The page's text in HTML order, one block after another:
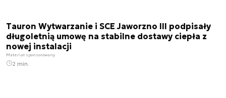
Tauron Wytwarzanie i SCE Jaworzno III podpisały
długoletnią umowę na stabilne dostawy ciepła z
nowej instalacji
Materiał sponsorowany
2 min.